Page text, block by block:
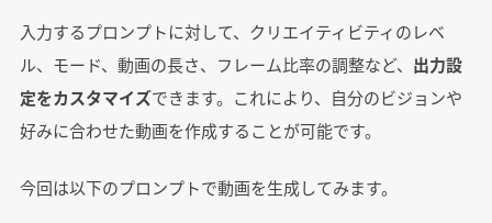
入力するプロンプトに対して、クリエイティビティのレベ
ル、モード、動画の長さ、フレーム比率の調整など、 出力設
定をカスタマイズできます。これにより、自分のビジョンや
好みに合わせた動画を作成することが可能です。
今回は以下のプロンプトで動画を生成してみます。